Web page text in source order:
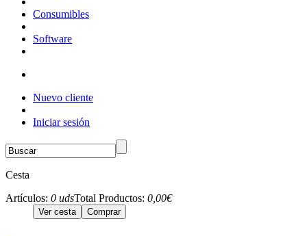
Consumibles
Software
Nuevo cliente
Iniciar sesión
Cesta
Artículos: 0 udsTotal Productos: 0,00€